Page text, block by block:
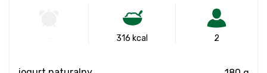
316 kcal 2